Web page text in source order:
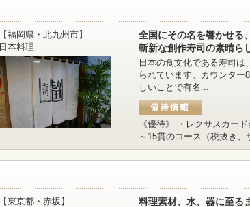
【福岡県・北九州市】
日本料理
全国にその名を響かせる
斬新な創作寿司の素晴ら
日本の食文化である寿司は
られています。カウンタ
しいことで有名...
《優待》 ・レクサスカー
～15貫のコース（税抜き
【東京都・赤坂】
料理素材、水、器に至る